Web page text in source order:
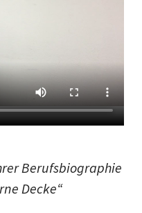
Berufsbiographie
Decke“